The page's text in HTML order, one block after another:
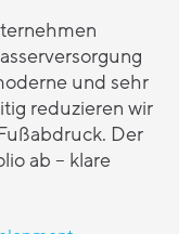
und sehr
reduzieren wir
Der
ab – klare